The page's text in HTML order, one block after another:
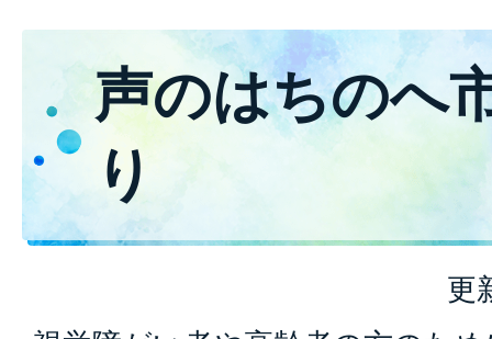
声のはちのへ
り
更